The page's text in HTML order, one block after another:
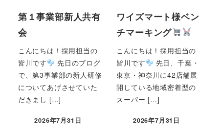
第１事業部新人共有
会
こんにちは！採用担当の
皆川です
先日のブログ
で、第3事業部の新人研修
についてあげさせていた
だきまし […]
2026年7月31日
ワイズマート様ベン
チマーキング
こんにちは！採用担当の
皆川です
先日、千葉・
東京・神奈川に42店舗展
開している地域密着型の
スーパー […]
2026年7月31日